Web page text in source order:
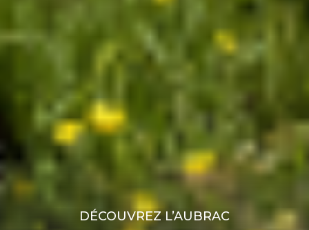
DÉCOUVREZ L’AUBRAC